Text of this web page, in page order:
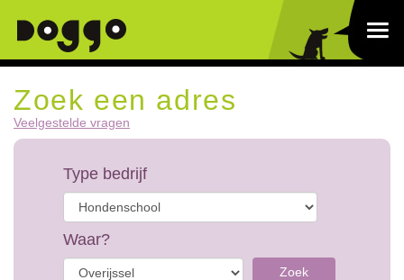
Zoek een adres
Veelgestelde vragen
Type bedrijf
Waar?
Zoek